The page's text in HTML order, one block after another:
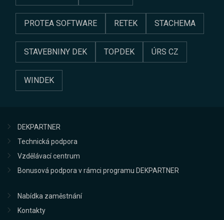
PROTEA SOFTWARE RETEK STACHEMA
STAVEBNINY DEK TOPDEK ÚRS CZ
WINDEK
DEKPARTNER
Technická podpora
Vzdělávací centrum
Bonusová podpora v rámci programu DEKPARTNER
Nabídka zaměstnání
Kontakty